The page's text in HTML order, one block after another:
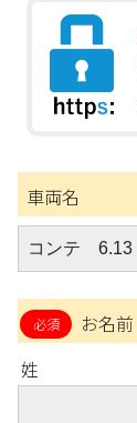
車両名
お名前
姓